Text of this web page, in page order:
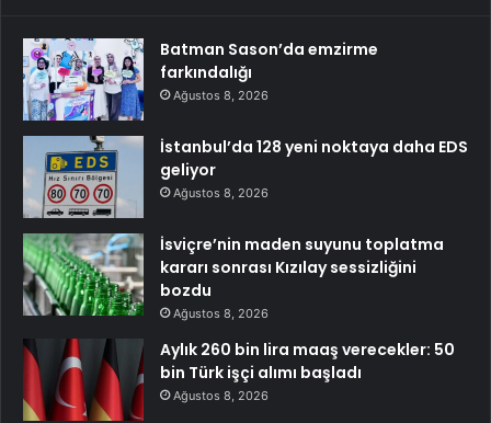
Batman Sason’da emzirme
farkındalığı
Ağustos 8, 2026
İstanbul’da 128 yeni noktaya daha EDS
geliyor
Ağustos 8, 2026
İsviçre’nin maden suyunu toplatma
kararı sonrası Kızılay sessizliğini
bozdu
Ağustos 8, 2026
Aylık 260 bin lira maaş verecekler: 50
bin Türk işçi alımı başladı
Ağustos 8, 2026